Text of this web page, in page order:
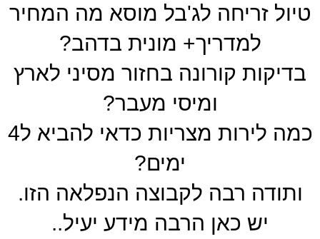
טיול זריחה לג'בל מוסא מה המחיר
למדריך+ מונית בדהב?
בדיקות קורונה בחזור מסיני לארץ
ומיסי מעבר?
כמה לירות מצריות כדאי להביא ל4
ימים?
ותודה רבה לקבוצה הנפלאה הזו.
יש כאן הרבה מידע יעיל..